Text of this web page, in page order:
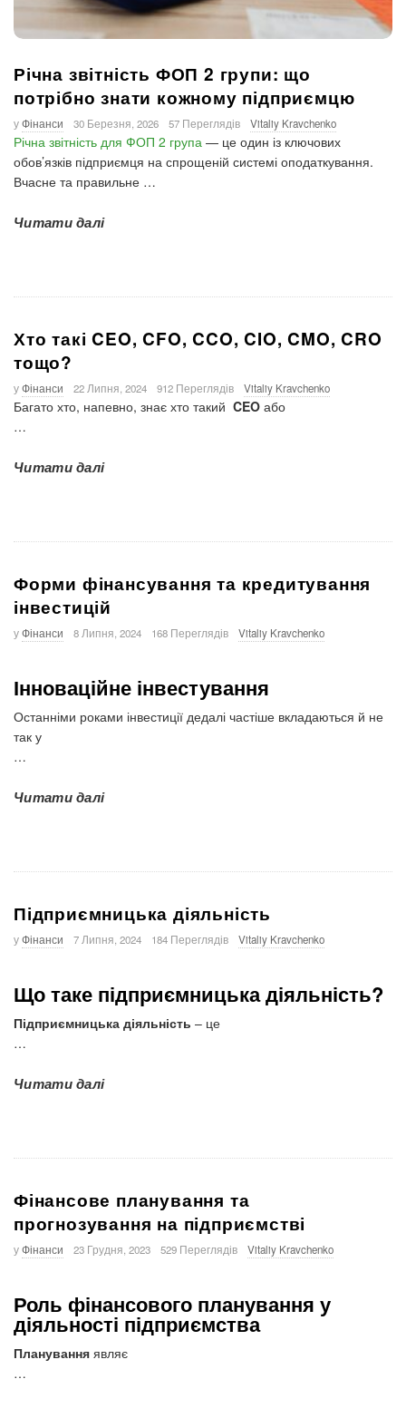
Річна звітність ФОП 2 групи: що
потрібно знати кожному підприємцю
уФінанси 30 Березня, 2026 57 Переглядів Vitaliy Kravchenko
Річна звітність для ФОП 2 група — це один із ключових
обов’язків підприємця на спрощеній системі оподаткування.
Вчасне та правильне …
Читати далі
Хто такі CEO, CFO, CCO, CIO, CMO, CRO
тощо?
уФінанси 22 Липня, 2024 912 Переглядів Vitaliy Kravchenko
Багато хто, напевно, знає хто такий CEO або
…
Читати далі
Форми фінансування та кредитування
інвестицій
уФінанси 8 Липня, 2024 168 Переглядів Vitaliy Kravchenko
Інноваційне інвестування
Останніми роками інвестиції дедалі частіше вкладаються й не
так у
…
Читати далі
Підприємницька діяльність
уФінанси 7 Липня, 2024 184 Переглядів Vitaliy Kravchenko
Що таке підприємницька діяльність?
Підприємницька діяльність – це
…
Читати далі
Фінансове планування та
прогнозування на підприємстві
уФінанси 23 Грудня, 2023 529 Переглядів Vitaliy Kravchenko
Роль фінансового планування у
діяльності підприємства
Планування являє
…